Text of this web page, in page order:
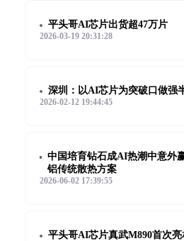
平头哥AI芯片出货超47万片
2026-03-19 20:31:28
深圳：以AI芯片为突破口做强
2026-02-12 19:44:45
中国培育钻石成AI热潮中意外
铝传统散热方案
2026-06-02 17:39:55
平头哥AI芯片真武M890首次